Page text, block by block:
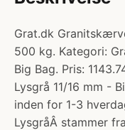
Grat.dk
500 kg. Kategori:
Big Bag. Pris:
Lysgrå 11/16 mm -
inden for 1-3
LysgråÂ stammer